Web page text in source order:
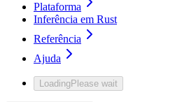
Plataforma
Inferência em Rust
Referência
Ajuda
LoadingPlease wait